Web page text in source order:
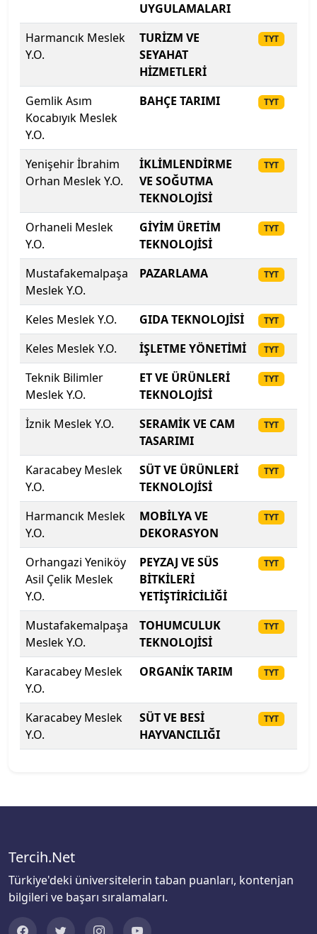
Pamukkale Üniversitesi
Piri Reis Üniversitesi
Rauf Denktaş Üniversitesi
Recep Tayyip Erdoğan Üniversitesi
Sabancı Üniversitesi
Sağlık Bilimleri Üniversitesi
Sağlık Bilimleri Üniversitesi
Sağlık Bilimleri Üniversitesi
Sağlık Bilimleri Üniversitesi
Sağlık Bilimleri Üniversitesi
Sakarya Uygulamalı Bilimler Üniversitesi
Sakarya Üniversitesi
Samsun Üniversitesi
Sanko Üniversitesi
Siirt Üniversitesi
Sinop Üniversitesi
Sivas Bilim ve Teknoloji Üniversitesi
Sivas Cumhuriyet Üniversitesi
Süleyman Demirel Üniversitesi
Şırnak Üniversitesi
Tekirdağ Namık Kemal Üniversitesi
Tiran New York Üniversitesi
TOBB Ekonomi ve Teknoloji Üniversitesi
UYGULAMALARI
Harmancık Meslek
Y.O.
TURİZM VE
SEYAHAT
HİZMETLERİ
TYT
Gemlik Asım
Kocabıyık Meslek
Y.O.
BAHÇE TARIMI TYT
Yenişehir İbrahim
Orhan Meslek Y.O.
İKLİMLENDİRME
VE SOĞUTMA
TEKNOLOJİSİ
TYT
Orhaneli Meslek
Y.O.
GİYİM ÜRETİM
TEKNOLOJİSİ
TYT
Mustafakemalpaşa
Meslek Y.O.
PAZARLAMA TYT
Keles Meslek Y.O. GIDA TEKNOLOJİSİ TYT
Keles Meslek Y.O.
İŞLETME YÖNETİMİ TYT
Teknik Bilimler
Meslek Y.O.
ET VE ÜRÜNLERİ
TEKNOLOJİSİ
TYT
İznik Meslek Y.O.
SERAMİK VE CAM
TASARIMI
TYT
Karacabey Meslek
Y.O.
SÜT VE ÜRÜNLERİ
TEKNOLOJİSİ
TYT
Harmancık Meslek
Y.O.
MOBİLYA VE
DEKORASYON
TYT
Orhangazi Yeniköy
Asil Çelik Meslek
Y.O.
PEYZAJ VE SÜS
BİTKİLERİ
YETİŞTİRİCİLİĞİ
TYT
Mustafakemalpaşa
Meslek Y.O.
TOHUMCULUK
TEKNOLOJİSİ
TYT
Karacabey Meslek
Y.O.
ORGANİK TARIM TYT
Karacabey Meslek
Y.O.
SÜT VE BESİ
HAYVANCILIĞI
TYT
Tercih.Net
Türkiye'deki üniversitelerin taban puanları, kontenjan
bilgileri ve başarı sıralamaları.